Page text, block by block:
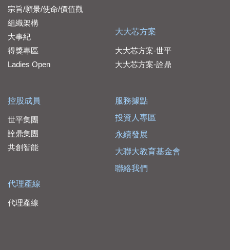
宗旨/願景/使命/價值觀
組織架構
大事紀
得獎專區
Ladies Open
控股成員
世平集團
詮鼎集團
共創智能
代理產線
代理產線
大大芯方案
大大芯方案-世平
大大芯方案-詮鼎
服務據點
投資人專區
永續發展
大聯大教育基金會
聯絡我們